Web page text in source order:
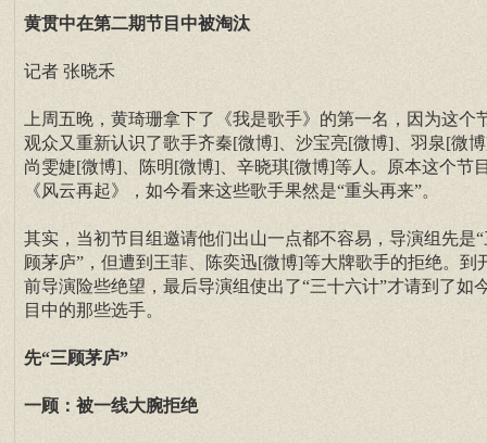
黄贯中在第二期节目中被淘汰
记者 张晓禾
上周五晚，黄琦珊拿下了《我是歌手》的第一名，因为这个
观众又重新认识了歌手齐秦[微博]、沙宝亮[微博]、羽泉[微
尚雯婕[微博]、陈明[微博]、辛晓琪[微博]等人。原本这个节
《风云再起》，如今看来这些歌手果然是“重头再来”。
其实，当初节目组邀请他们出山一点都不容易，导演组先是“
顾茅庐”，但遭到王菲、陈奕迅[微博]等大牌歌手的拒绝。到
前导演险些绝望，最后导演组使出了“三十六计”才请到了如
目中的那些选手。
先“三顾茅庐”
一顾：被一线大腕拒绝